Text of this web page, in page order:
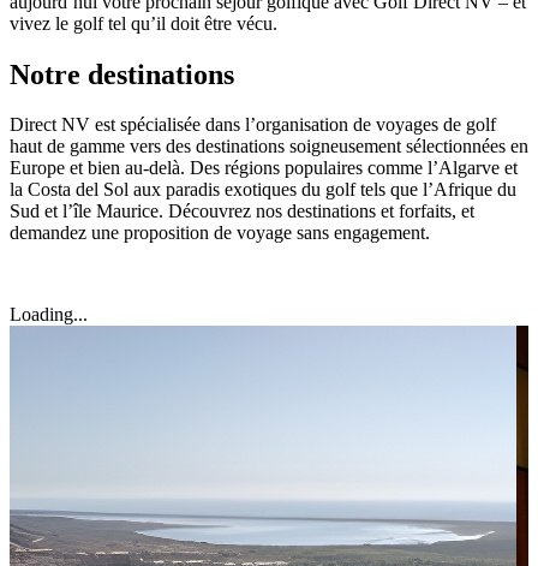
vivez le golf tel qu’il doit être vécu.
Notre destinations
Direct NV est spécialisée dans l’organisation de voyages de golf
haut de gamme vers des destinations soigneusement sélectionnées en
Europe et bien au-delà. Des régions populaires comme l’Algarve et
la Costa del Sol aux paradis exotiques du golf tels que l’Afrique du
Sud et l’île Maurice. Découvrez nos destinations et forfaits, et
demandez une proposition de voyage sans engagement.
Loading...